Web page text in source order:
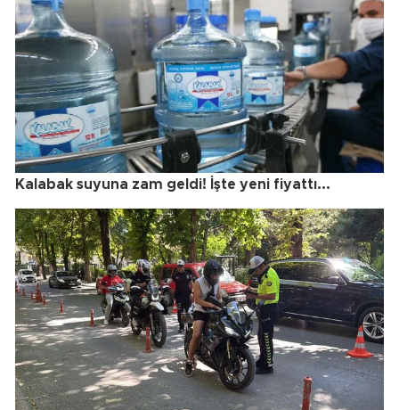
Kalabak suyuna zam geldi! İşte yeni fiyattı...